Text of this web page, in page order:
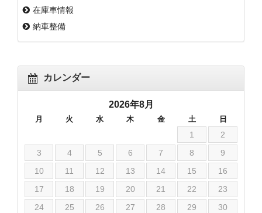
在庫車情報
納車整備
カレンダー
2026年8月
月 火 水 木 金 土 日
1
2
3
4 5 6 7 8
9
10
11 12 13 14 15
16
17
18 19 20 21 22
23
24
25 26 27 28 29
30